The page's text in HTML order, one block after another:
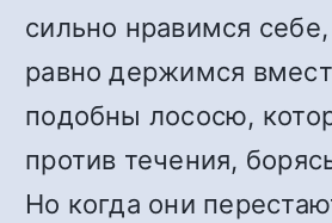
сильно нравимся
равно держимся
подобны лососю,
против течения,
Но когда они